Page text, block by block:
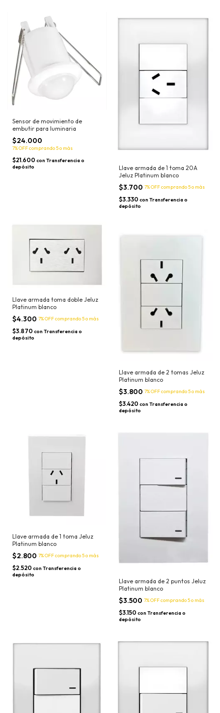
Sensor de movimiento de
embutir para luminaria
$24.000
7% OFFcomprando 5 o más
$21.600 con Transferencia o
depósito
Llave armada de 1 toma 20A
Jeluz Platinum blanco
$3.700 7% OFFcomprando 5 o más
$3.330 con Transferencia o
depósito
Llave armada toma doble Jeluz
Platinum blanco
$4.300 7% OFFcomprando 5 o más
$3.870 con Transferencia o
depósito
Llave armada de 2 tomas Jeluz
Platinum blanco
$3.800 7% OFFcomprando 5 o más
$3.420 con Transferencia o
depósito
Llave armada de 1 toma Jeluz
Platinum blanco
$2.800 7% OFFcomprando 5 o más
$2.520 con Transferencia o
depósito
Llave armada de 2 puntos Jeluz
Platinum blanco
$3.500 7% OFFcomprando 5 o más
$3.150 con Transferencia o
depósito